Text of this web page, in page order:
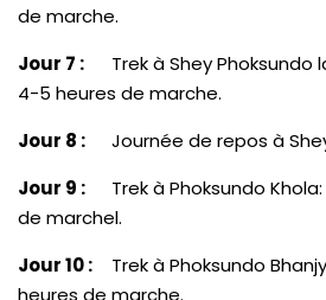
de marche.
Jour 7 :
Trek à Shey Phoksundo
4-5 heures de marche.
Jour 8 :
Journée de repos à
Jour 9 :
Trek à Phoksundo
de marchel.
Jour 10 :
Trek à Phoksundo
heures de marche.